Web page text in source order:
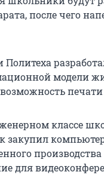
после чего
Политеха
модели
печати
классе
закупил
для